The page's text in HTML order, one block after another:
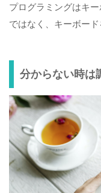
プログラミングはキ
ではなく、キーボード
分からない時は